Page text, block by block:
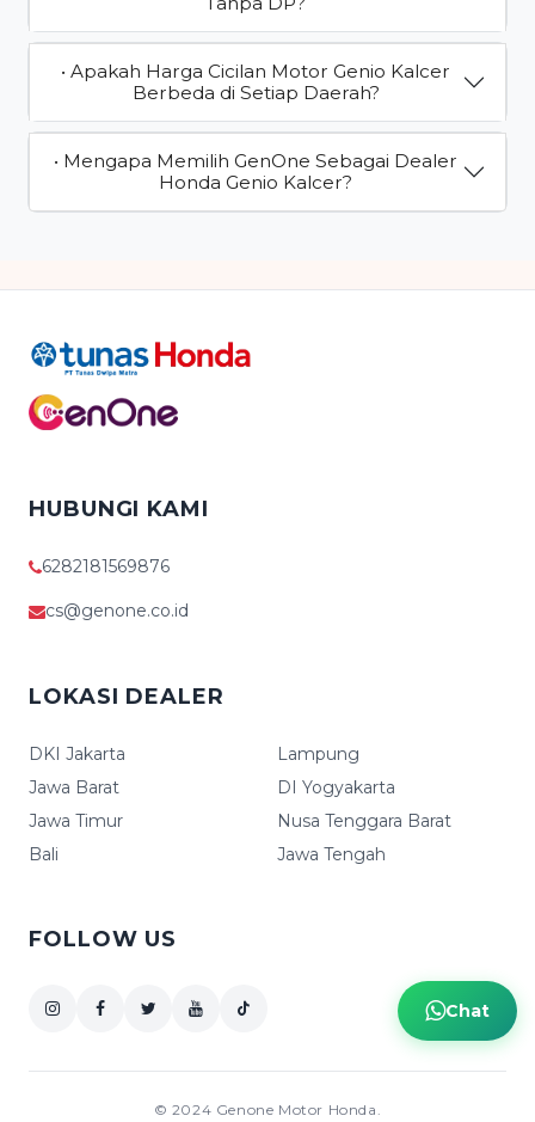
• Apakah Harga Cicilan Motor Genio Kalcer
Berbeda di Setiap Daerah?
• Mengapa Memilih GenOne Sebagai Dealer
Honda Genio Kalcer?
HUBUNGI KAMI
6282181569876
cs@genone.co.id
LOKASI DEALER
DKI Jakarta
Lampung
Jawa Barat
DI Yogyakarta
Jawa Timur
Nusa Tenggara Barat
Bali
Jawa Tengah
FOLLOW US
© 2024 Genone Motor Honda.
Chat